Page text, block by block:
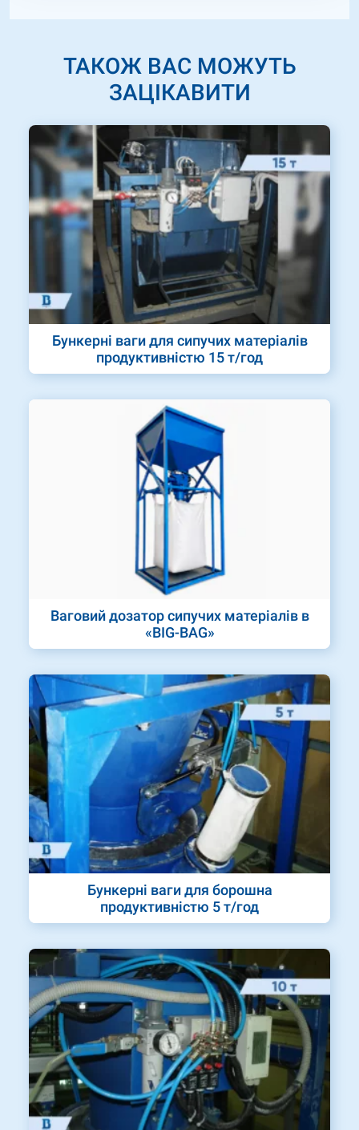
ТАКОЖ ВАС МОЖУТЬ
ЗАЦІКАВИТИ
Бункерні ваги для сипучих матеріалів
продуктивністю 15 т/год
Ваговий дозатор сипучих матеріалів в
«BIG-BAG»
Бункерні ваги для борошна
продуктивністю 5 т/год